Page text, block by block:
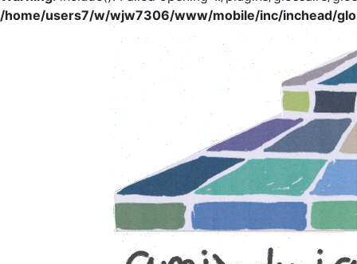
/home/users7/w/wjw7306/www/mobile/inc/inchead/